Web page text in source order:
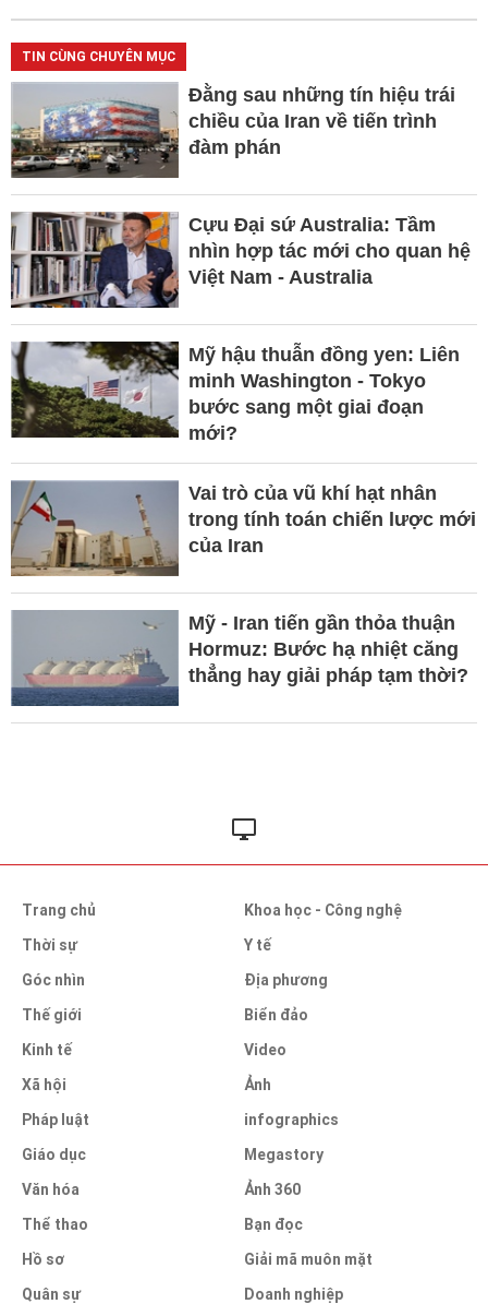
TIN CÙNG CHUYÊN MỤC
Đằng sau những tín hiệu trái
chiều của Iran về tiến trình
đàm phán
Cựu Đại sứ Australia: Tầm
nhìn hợp tác mới cho quan hệ
Việt Nam - Australia
Mỹ hậu thuẫn đồng yen: Liên
minh Washington - Tokyo
bước sang một giai đoạn
mới?
Vai trò của vũ khí hạt nhân
trong tính toán chiến lược mới
của Iran
Mỹ - Iran tiến gần thỏa thuận
Hormuz: Bước hạ nhiệt căng
thẳng hay giải pháp tạm thời?
Trang chủ
Thời sự
Góc nhìn
Thế giới
Kinh tế
Xã hội
Pháp luật
Giáo dục
Văn hóa
Thể thao
Hồ sơ
Quân sự
Khoa học - Công nghệ
Y tế
Địa phương
Biển đảo
Video
Ảnh
infographics
Megastory
Ảnh 360
Bạn đọc
Giải mã muôn mặt
Doanh nghiệp